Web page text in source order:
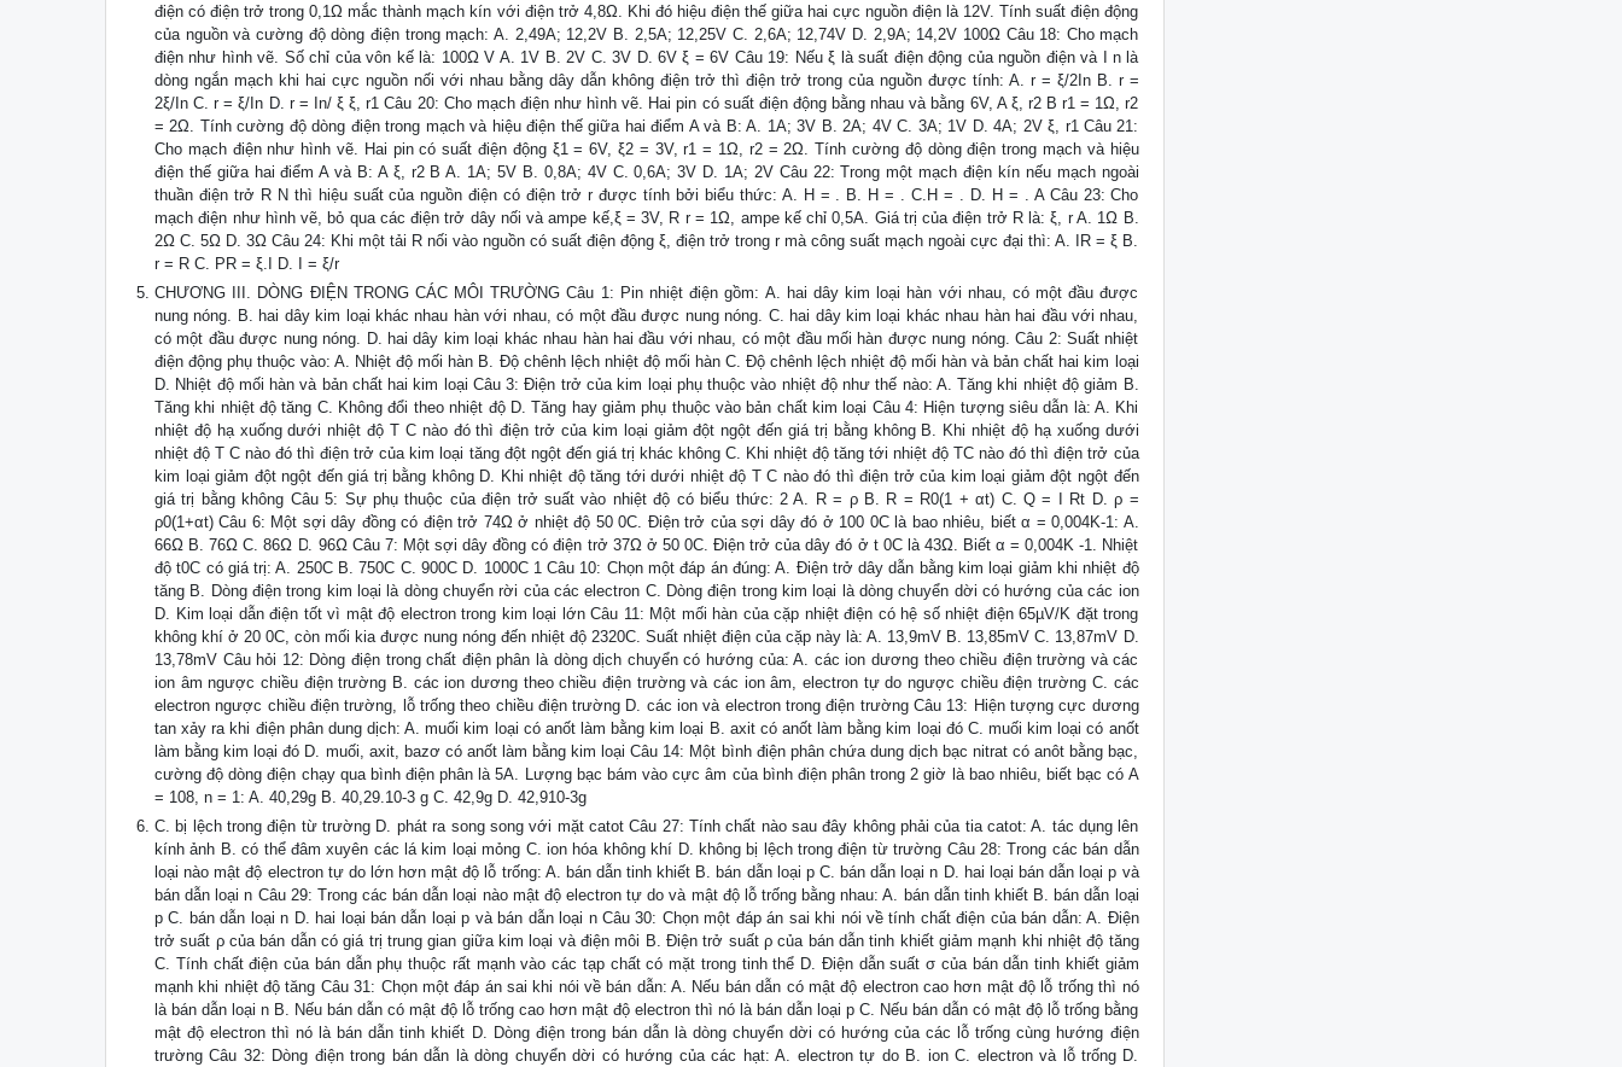
điện có điện trở trong 0,1Ω mắc thành mạch kín với điện trở 4,8Ω. Khi đó hiệu điện thế giữa hai cực nguồn điện là 12V. Tính suất điện động
của nguồn và cường độ dòng điện trong mạch: A. 2,49A; 12,2V B. 2,5A; 12,25V C. 2,6A; 12,74V D. 2,9A; 14,2V 100Ω Câu 18: Cho mạch
điện như hình vẽ. Số chỉ của vôn kế là: 100Ω V A. 1V B. 2V C. 3V D. 6V ξ = 6V Câu 19: Nếu ξ là suất điện động của nguồn điện và I n là
dòng ngắn mạch khi hai cực nguồn nối với nhau bằng dây dẫn không điện trở thì điện trở trong của nguồn được tính: A. r = ξ/2In B. r =
2ξ/In C. r = ξ/In D. r = In/ ξ ξ, r1 Câu 20: Cho mạch điện như hình vẽ. Hai pin có suất điện động bằng nhau và bằng 6V, A ξ, r2 B r1 = 1Ω, r2
= 2Ω. Tính cường độ dòng điện trong mạch và hiệu điện thế giữa hai điểm A và B: A. 1A; 3V B. 2A; 4V C. 3A; 1V D. 4A; 2V ξ, r1 Câu 21:
Cho mạch điện như hình vẽ. Hai pin có suất điện động ξ1 = 6V, ξ2 = 3V, r1 = 1Ω, r2 = 2Ω. Tính cường độ dòng điện trong mạch và hiệu
điện thế giữa hai điểm A và B: A ξ, r2 B A. 1A; 5V B. 0,8A; 4V C. 0,6A; 3V D. 1A; 2V Câu 22: Trong một mạch điện kín nếu mạch ngoài
thuần điện trở R N thì hiệu suất của nguồn điện có điện trở r được tính bởi biểu thức: A. H = . B. H = . C.H = . D. H = . A Câu 23: Cho
mạch điện như hình vẽ, bỏ qua các điện trở dây nối và ampe kế,ξ = 3V, R r = 1Ω, ampe kế chỉ 0,5A. Giá trị của điện trở R là: ξ, r A. 1Ω B.
2Ω C. 5Ω D. 3Ω Câu 24: Khi một tải R nối vào nguồn có suất điện động ξ, điện trở trong r mà công suất mạch ngoài cực đại thì: A. IR = ξ B.
r = R C. PR = ξ.I D. I = ξ/r
CHƯƠNG III. DÒNG ĐIỆN TRONG CÁC MÔI TRƯỜNG Câu 1: Pin nhiệt điện gồm: A. hai dây kim loại hàn với nhau, có một đầu được
nung nóng. B. hai dây kim loại khác nhau hàn với nhau, có một đầu được nung nóng. C. hai dây kim loại khác nhau hàn hai đầu với nhau,
có một đầu được nung nóng. D. hai dây kim loại khác nhau hàn hai đầu với nhau, có một đầu mối hàn được nung nóng. Câu 2: Suất nhiệt
điện động phụ thuộc vào: A. Nhiệt độ mối hàn B. Độ chênh lệch nhiệt độ mối hàn C. Độ chênh lệch nhiệt độ mối hàn và bản chất hai kim loại
D. Nhiệt độ mối hàn và bản chất hai kim loại Câu 3: Điện trở của kim loại phụ thuộc vào nhiệt độ như thế nào: A. Tăng khi nhiệt độ giảm B.
Tăng khi nhiệt độ tăng C. Không đổi theo nhiệt độ D. Tăng hay giảm phụ thuộc vào bản chất kim loại Câu 4: Hiện tượng siêu dẫn là: A. Khi
nhiệt độ hạ xuống dưới nhiệt độ T C nào đó thì điện trở của kim loại giảm đột ngột đến giá trị bằng không B. Khi nhiệt độ hạ xuống dưới
nhiệt độ T C nào đó thì điện trở của kim loại tăng đột ngột đến giá trị khác không C. Khi nhiệt độ tăng tới nhiệt độ TC nào đó thì điện trở của
kim loại giảm đột ngột đến giá trị bằng không D. Khi nhiệt độ tăng tới dưới nhiệt độ T C nào đó thì điện trở của kim loại giảm đột ngột đến
giá trị bằng không Câu 5: Sự phụ thuộc của điện trở suất vào nhiệt độ có biểu thức: 2 A. R = ρ B. R = R0(1 + αt) C. Q = I Rt D. ρ =
ρ0(1+αt) Câu 6: Một sợi dây đồng có điện trở 74Ω ở nhiệt độ 50 0C. Điện trở của sợi dây đó ở 100 0C là bao nhiêu, biết α = 0,004K-1: A.
66Ω B. 76Ω C. 86Ω D. 96Ω Câu 7: Một sợi dây đồng có điện trở 37Ω ở 50 0C. Điện trở của dây đó ở t 0C là 43Ω. Biết α = 0,004K -1. Nhiệt
độ t0C có giá trị: A. 250C B. 750C C. 900C D. 1000C 1 Câu 10: Chọn một đáp án đúng: A. Điện trở dây dẫn bằng kim loại giảm khi nhiệt độ
tăng B. Dòng điện trong kim loại là dòng chuyển rời của các electron C. Dòng điện trong kim loại là dòng chuyển dời có hướng của các ion
D. Kim loại dẫn điện tốt vì mật độ electron trong kim loại lớn Câu 11: Một mối hàn của cặp nhiệt điện có hệ số nhiệt điện 65µV/K đặt trong
không khí ở 20 0C, còn mối kia được nung nóng đến nhiệt độ 2320C. Suất nhiệt điện của cặp này là: A. 13,9mV B. 13,85mV C. 13,87mV D.
13,78mV Câu hỏi 12: Dòng điện trong chất điện phân là dòng dịch chuyển có hướng của: A. các ion dương theo chiều điện trường và các
ion âm ngược chiều điện trường B. các ion dương theo chiều điện trường và các ion âm, electron tự do ngược chiều điện trường C. các
electron ngược chiều điện trường, lỗ trống theo chiều điện trường D. các ion và electron trong điện trường Câu 13: Hiện tượng cực dương
tan xảy ra khi điện phân dung dịch: A. muối kim loại có anốt làm bằng kim loại B. axit có anốt làm bằng kim loại đó C. muối kim loại có anốt
làm bằng kim loại đó D. muối, axit, bazơ có anốt làm bằng kim loại Câu 14: Một bình điện phân chứa dung dịch bạc nitrat có anôt bằng bạc,
cường độ dòng điện chạy qua bình điện phân là 5A. Lượng bạc bám vào cực âm của bình điện phân trong 2 giờ là bao nhiêu, biết bạc có A
= 108, n = 1: A. 40,29g B. 40,29.10-3 g C. 42,9g D. 42,910-3g
C. bị lệch trong điện từ trường D. phát ra song song với mặt catot Câu 27: Tính chất nào sau đây không phải của tia catot: A. tác dụng lên
kính ảnh B. có thể đâm xuyên các lá kim loại mỏng C. ion hóa không khí D. không bị lệch trong điện từ trường Câu 28: Trong các bán dẫn
loại nào mật độ electron tự do lớn hơn mật độ lỗ trống: A. bán dẫn tinh khiết B. bán dẫn loại p C. bán dẫn loại n D. hai loại bán dẫn loại p và
bán dẫn loại n Câu 29: Trong các bán dẫn loại nào mật độ electron tự do và mật độ lỗ trống bằng nhau: A. bán dẫn tinh khiết B. bán dẫn loại
p C. bán dẫn loại n D. hai loại bán dẫn loại p và bán dẫn loại n Câu 30: Chọn một đáp án sai khi nói về tính chất điện của bán dẫn: A. Điện
trở suất ρ của bán dẫn có giá trị trung gian giữa kim loại và điện môi B. Điện trở suất ρ của bán dẫn tinh khiết giảm mạnh khi nhiệt độ tăng
C. Tính chất điện của bán dẫn phụ thuộc rất mạnh vào các tạp chất có mặt trong tinh thể D. Điện dẫn suất σ của bán dẫn tinh khiết giảm
mạnh khi nhiệt độ tăng Câu 31: Chọn một đáp án sai khi nói về bán dẫn: A. Nếu bán dẫn có mật độ electron cao hơn mật độ lỗ trống thì nó
là bán dẫn loại n B. Nếu bán dẫn có mật độ lỗ trống cao hơn mật độ electron thì nó là bán dẫn loại p C. Nếu bán dẫn có mật độ lỗ trống bằng
mật độ electron thì nó là bán dẫn tinh khiết D. Dòng điện trong bán dẫn là dòng chuyển dời có hướng của các lỗ trống cùng hướng điện
trường Câu 32: Dòng điện trong bán dẫn là dòng chuyển dời có hướng của các hạt: A. electron tự do B. ion C. electron và lỗ trống D.